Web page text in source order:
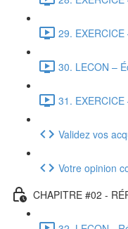
29.
30. LECON –
31.
Validez vos
Votre opinion
CHAPITRE #02 -